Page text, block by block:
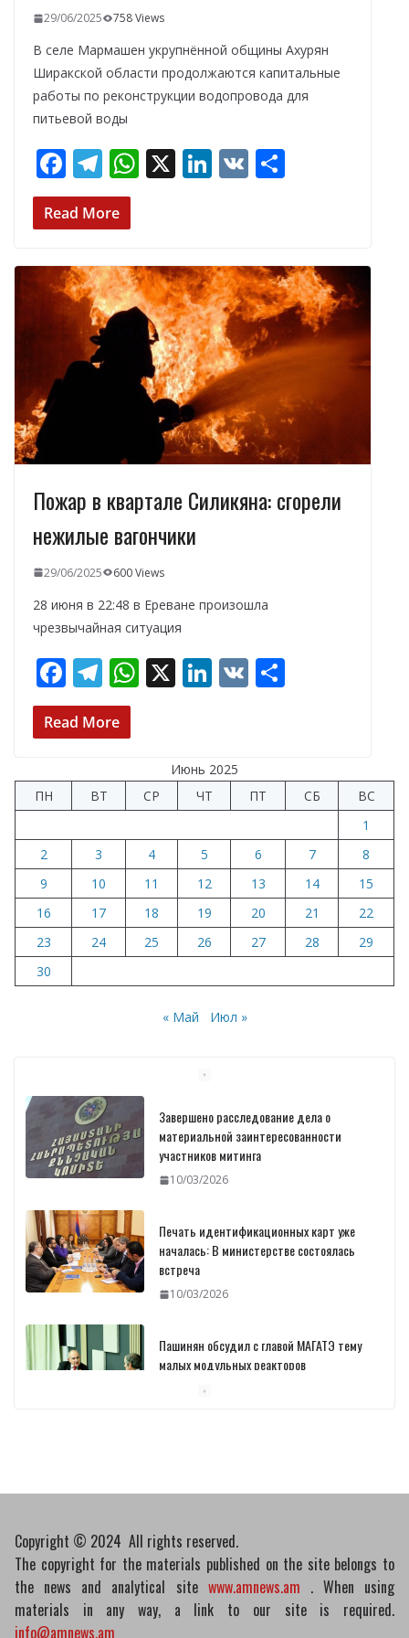
29/06/2025 758 Views
В селе Мармашен укрупнённой общины Ахурян
Ширакской области продолжаются капитальные
работы по реконструкции водопровода для
питьевой воды
F
ac
e
o
o
k
T
el
e
a
m
W
A
p
p
X Li
dI
n
V
а
в
и
т
ь
Read More
Пожар в квартале Силикяна: сгорели
нежилые вагончики
29/06/2025 600 Views
28 июня в 22:48 в Ереване произошла
чрезвычайная ситуация
F
ac
e
o
o
k
T
el
e
a
m
W
A
p
p
X Li
e
dI
n
V
а
в
и
т
ь
Read More
Июнь 2025
ПН
ВТ СР ЧТ ПТ СБ
ВС
1
2
3 4 5 6 7
8
9
10 11 12 13 14
15
16
17 18 19 20 21
22
23
24 25 26 27 28
29
30
« Май Июл »
Завершено расследование дела о
материальной заинтересованности
участников митинга
10/03/2026
Печать идентификационных карт уже
началась: В министерстве состоялась
встреча
10/03/2026
Пашинян обсудил с главой МАГАТЭ тему
малых модульных реакторов
10/03/2026
Copyright © 2024 All rights reserved.
The copyright for the materials published on the site belongs to
the news and analytical site www.amnews.am . When using
materials in any way, a link to our site is required.
info@amnews.am